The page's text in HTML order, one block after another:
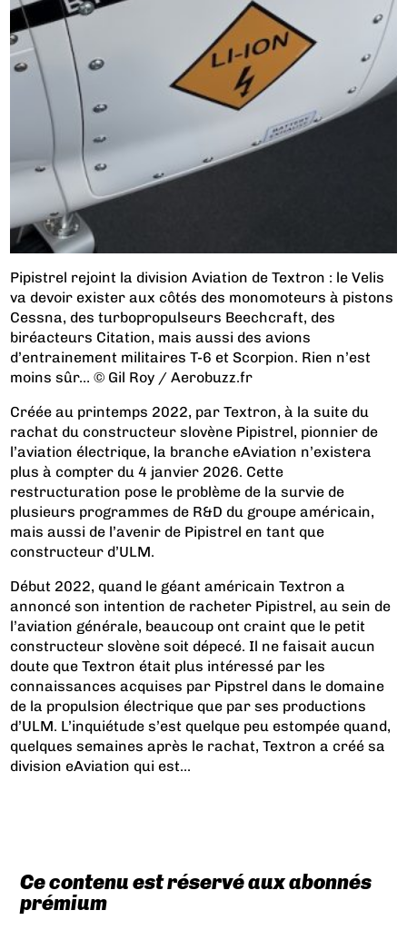
Pipistrel rejoint la division Aviation de Textron : le Velis
va devoir exister aux côtés des monomoteurs à pistons
Cessna, des turbopropulseurs Beechcraft, des
biréacteurs Citation, mais aussi des avions
d’entrainement militaires T-6 et Scorpion. Rien n’est
moins sûr… © Gil Roy / Aerobuzz.fr
Créée au printemps 2022, par Textron, à la suite du
rachat du constructeur slovène Pipistrel, pionnier de
l’aviation électrique, la branche eAviation n’existera
plus à compter du 4 janvier 2026. Cette
restructuration pose le problème de la survie de
plusieurs programmes de R&D du groupe américain,
mais aussi de l’avenir de Pipistrel en tant que
constructeur d’ULM.
Début 2022, quand le géant américain Textron a
annoncé son intention de racheter Pipistrel, au sein de
l’aviation générale, beaucoup ont craint que le petit
constructeur slovène soit dépecé. Il ne faisait aucun
doute que Textron était plus intéressé par les
connaissances acquises par Pipstrel dans le domaine
de la propulsion électrique que par ses productions
d’ULM. L’inquiétude s’est quelque peu estompée quand,
quelques semaines après le rachat, Textron a créé sa
division eAviation qui est...
Ce contenu est réservé aux abonnés
prémium